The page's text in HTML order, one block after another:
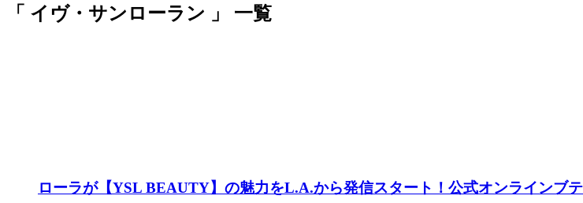
「 イヴ・サンローラン 」 一覧
ローラが【YSL BEAUTY】の魅力をL.A.から発信スタート！公式オンラインブ